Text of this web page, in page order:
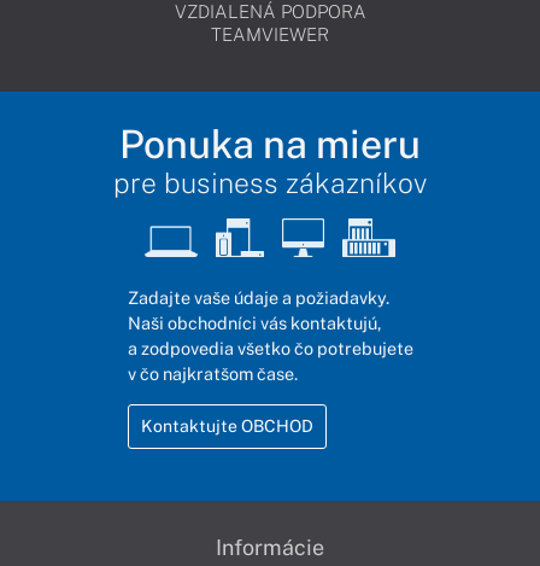
VZDIALENÁ PODPORA
TEAMVIEWER
Ponuka na mieru
pre business zákazníkov
Zadajte vaše údaje a požiadavky.
Naši obchodníci vás kontaktujú,
a zodpovedia všetko čo potrebujete
v čo najkratšom čase.
Kontaktujte OBCHOD
Informácie